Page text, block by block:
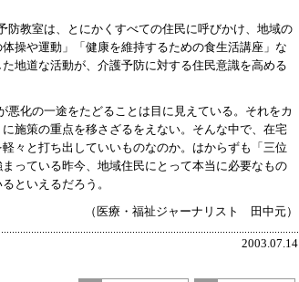
防教室は、とにかくすべての住民に呼びかけ、地域の
操や運動」「健康を維持するための食生活講座」な
地道な活動が、介護予防に対する住民意識を高める
化の一途をたどることは目に見えている。それをカ
施策の重点を移さざるをえない。そんな中で、在宅
々と打ち出していいものなのか。はからずも「三位
っている昨今、地域住民にとって本当に必要なもの
といえるだろう。
（医療・福祉ジャーナリスト 田中元）
2003.07.14